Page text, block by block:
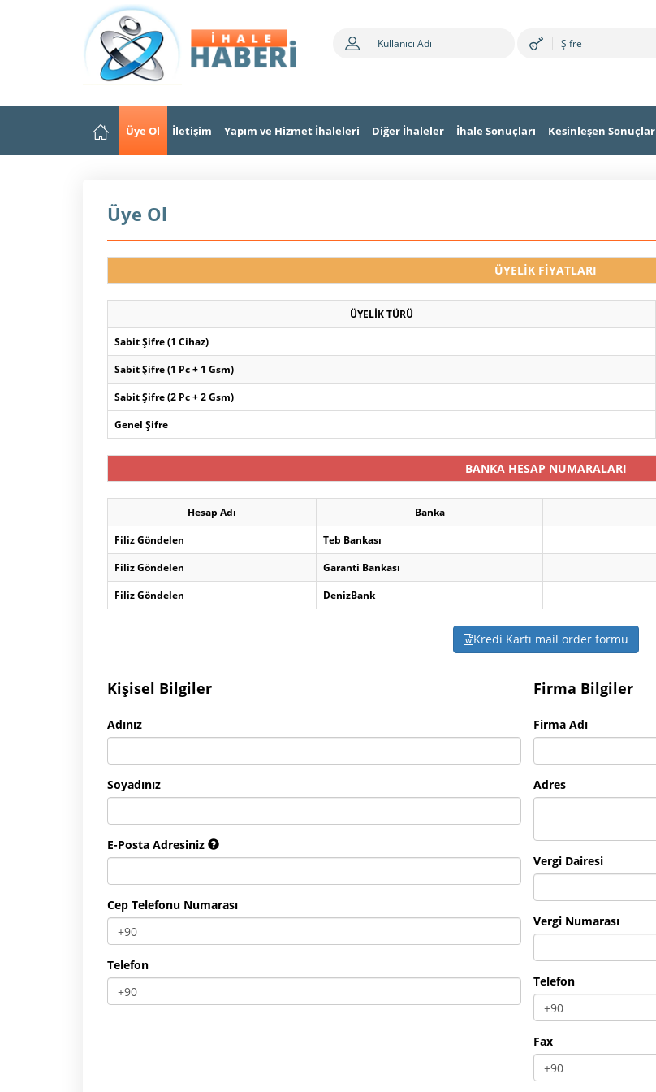
Üye Ol İletişim Yapım ve Hizmet İhaleleri Diğer İhaleler İhale Sonuçları Kesinleşen Sonuçlar
Üye Ol
ÜYELİK FİYATLARI
ÜYELİK TÜRÜ
Sabit Şifre (1 Cihaz)
Sabit Şifre (1 Pc + 1 Gsm)
Sabit Şifre (2 Pc + 2 Gsm)
Genel Şifre
BANKA HESAP NUMARALARI
Hesap Adı Banka
Filiz Göndelen
Teb Bankası
Filiz Göndelen
Garanti Bankası
Filiz Göndelen
DenizBank
Kredi Kartı mail order formu
Kişisel Bilgiler
Adınız
Soyadınız
E-Posta Adresiniz
Cep Telefonu Numarası
Telefon
Firma Bilgiler
Firma Adı
Adres
Vergi Dairesi
Vergi Numarası
Telefon
Fax